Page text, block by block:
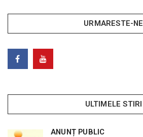
URMARESTE-NE
ULTIMELE STIRI
ANUNȚ PUBLIC